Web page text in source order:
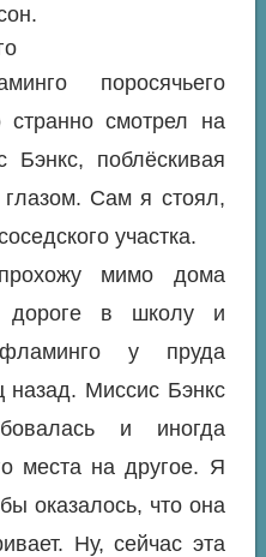
поросячьего
странно смотрел на
Бэнкс, поблёскивая
Сам я стоял,
участка.
мимо дома
в школу и
у пруда
назад. Миссис Бэнкс
и иногда
места на другое. Я
оказалось, что она
Ну, сейчас эта